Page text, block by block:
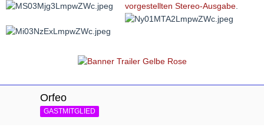
vorgestellten Stereo-Ausgabe.
Orfeo
GASTMITGLIED